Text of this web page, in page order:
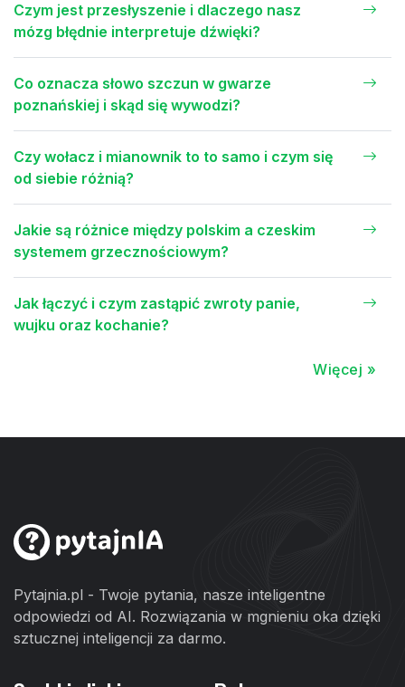
Czym jest przesłyszenie i dlaczego nasz
mózg błędnie interpretuje dźwięki?
Co oznacza słowo szczun w gwarze
poznańskiej i skąd się wywodzi?
Czy wołacz i mianownik to to samo i czym się
od siebie różnią?
Jakie są różnice między polskim a czeskim
systemem grzecznościowym?
Jak łączyć i czym zastąpić zwroty panie,
wujku oraz kochanie?
Więcej »
Pytajnia.pl - Twoje pytania, nasze inteligentne
odpowiedzi od AI. Rozwiązania w mgnieniu oka dzięki
sztucznej inteligencji za darmo.